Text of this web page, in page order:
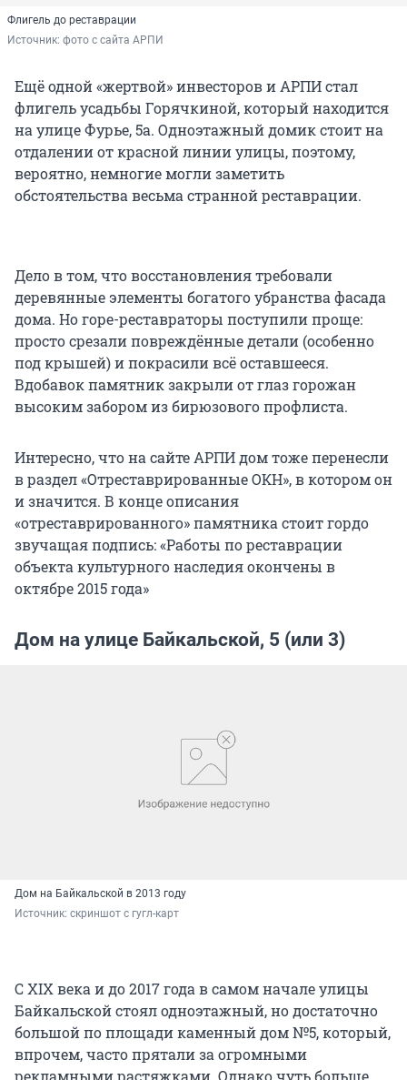
Флигель до реставрации
Источник: фото с сайта АРПИ
Ещё одной «жертвой» инвесторов и АРПИ стал
флигель усадьбы Горячкиной, который находится
на улице Фурье, 5а. Одноэтажный домик стоит на
отдалении от красной линии улицы, поэтому,
вероятно, немногие могли заметить
обстоятельства весьма странной реставрации.
Дело в том, что восстановления требовали
деревянные элементы богатого убранства фасада
дома. Но горе-реставраторы поступили проще:
просто срезали повреждённые детали (особенно
под крышей) и покрасили всё оставшееся.
Вдобавок памятник закрыли от глаз горожан
высоким забором из бирюзового профлиста.
Интересно, что на сайте АРПИ дом тоже перенесли
в раздел «Отреставрированные ОКН», в котором он
и значится. В конце описания
«отреставрированного» памятника стоит гордо
звучащая подпись: «Работы по реставрации
объекта культурного наследия окончены в
октябре 2015 года»
Дом на улице Байкальской, 5 (или 3)
Дом на Байкальской в 2013 году
Источник: скриншот с гугл-карт
С XIX века и до 2017 года в самом начале улицы
Байкальской стоял одноэтажный, но достаточно
большой по площади каменный дом №5, который,
впрочем, часто прятали за огромными
рекламными растяжками. Однако чуть больше